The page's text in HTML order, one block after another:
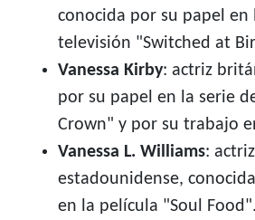
conocida por su papel en
televisión "Switched at
Vanessa Kirby: actriz
por su papel en la serie
Crown" y por su trabajo
Vanessa L. Williams:
estadounidense,
en la película "Soul Food".